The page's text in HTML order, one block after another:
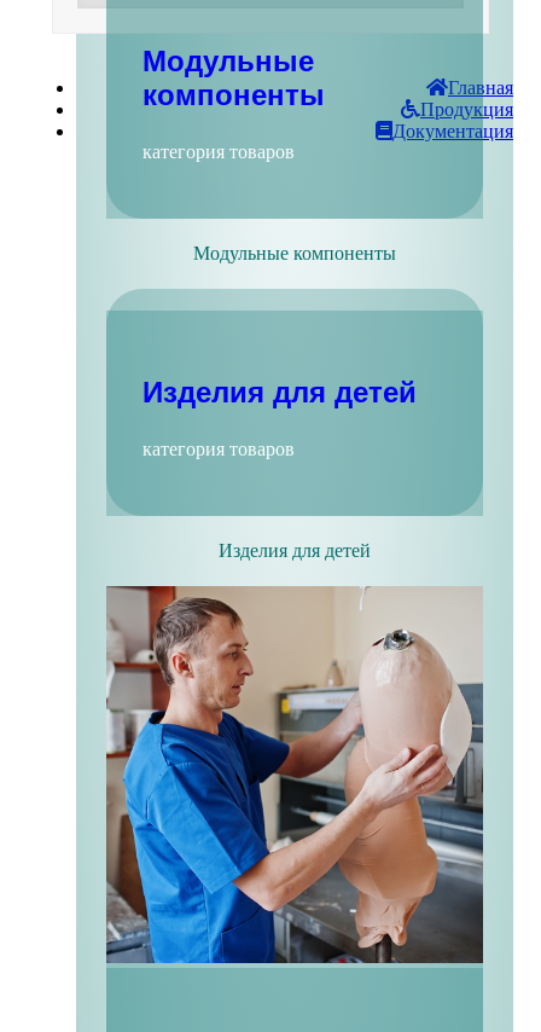
Главная
Продукция
Документация
Модульные
компоненты
категория товаров
Модульные компоненты
Изделия для детей
категория товаров
Изделия для детей